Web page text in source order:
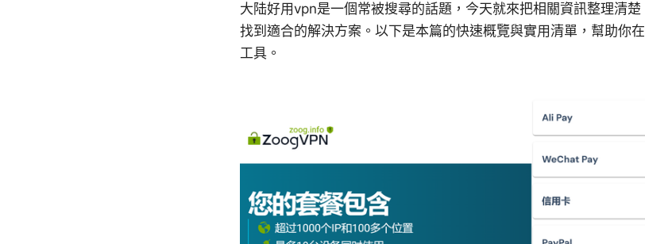
大陆好用vpn是一個常被搜尋的話題，今天就來把相關資訊整理清
找到適合的解決方案。以下是本篇的快速概覽與實用清單，幫助你
工具。